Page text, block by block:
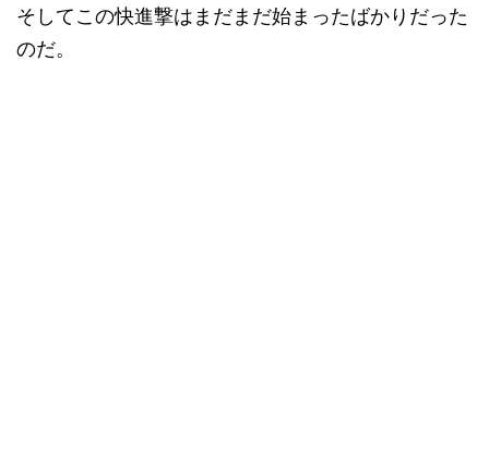
そしてこの快進撃はまだまだ始まったばかりだった
のだ。